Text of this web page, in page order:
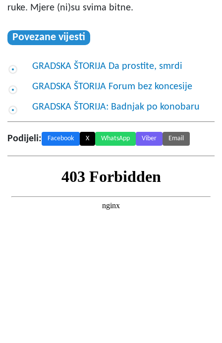
ruke. Mjere (ni)su svima bitne.
Povezane vijesti
GRADSKA ŠTORIJA Da prostite, smrdi
GRADSKA ŠTORIJA Forum bez koncesije
GRADSKA ŠTORIJA: Badnjak po konobaru
Podijeli: Facebook X WhatsApp Viber Email